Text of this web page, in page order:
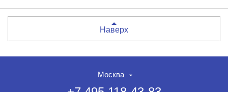
Наверх
Москва